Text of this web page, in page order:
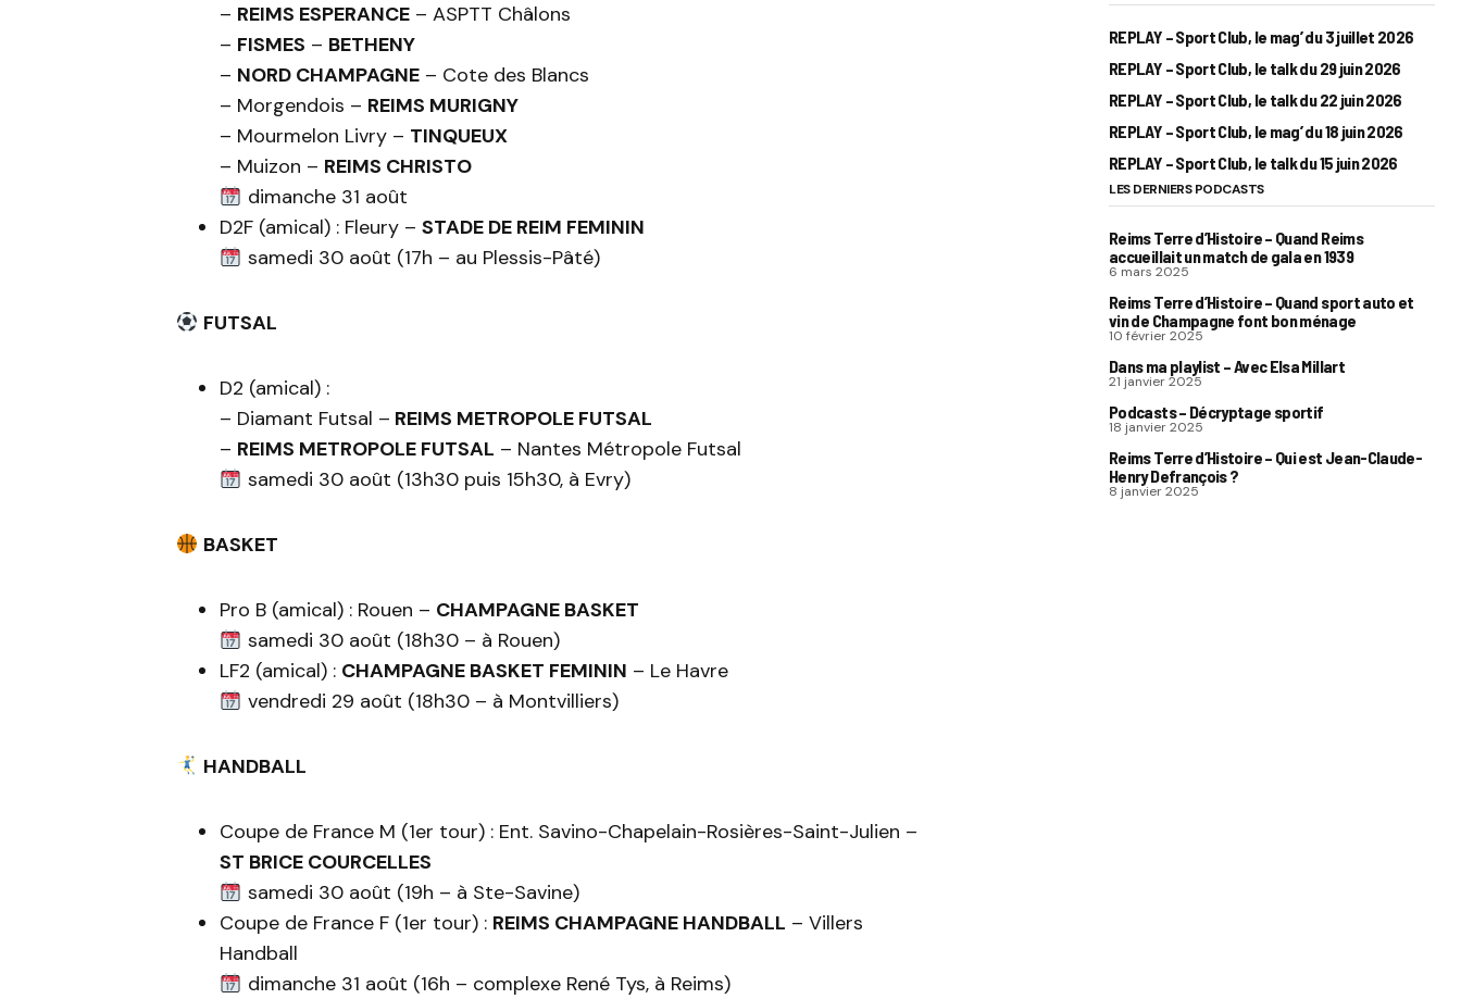
– REIMS ESPERANCE – ASPTT Châlons
– FISMES – BETHENY
– NORD CHAMPAGNE – Cote des Blancs
– Morgendois – REIMS MURIGNY
– Mourmelon Livry – TINQUEUX
– Muizon – REIMS CHRISTO
dimanche 31 août
D2F (amical) : Fleury – STADE DE REIM FEMININ
samedi 30 août (17h – au Plessis-Pâté)
FUTSAL
D2 (amical) :
– Diamant Futsal – REIMS METROPOLE FUTSAL
– REIMS METROPOLE FUTSAL – Nantes Métropole Futsal
samedi 30 août (13h30 puis 15h30, à Evry)
BASKET
Pro B (amical) : Rouen – CHAMPAGNE BASKET
samedi 30 août (18h30 – à Rouen)
LF2 (amical) : CHAMPAGNE BASKET FEMININ – Le Havre
vendredi 29 août (18h30 – à Montvilliers)
HANDBALL
Coupe de France M (1er tour) : Ent. Savino-Chapelain-Rosières-Saint-Julien –
ST BRICE COURCELLES
samedi 30 août (19h – à Ste-Savine)
Coupe de France F (1er tour) : REIMS CHAMPAGNE HANDBALL – Villers
Handball
dimanche 31 août (16h – complexe René Tys, à Reims)
REPLAY – Sport Club, le mag’ du 3 juillet 2026
REPLAY – Sport Club, le talk du 29 juin 2026
REPLAY – Sport Club, le talk du 22 juin 2026
REPLAY – Sport Club, le mag’ du 18 juin 2026
REPLAY – Sport Club, le talk du 15 juin 2026
LES DERNIERS PODCASTS
Reims Terre d’Histoire – Quand Reims
accueillait un match de gala en 1939
6 mars 2025
Reims Terre d’Histoire – Quand sport auto et
vin de Champagne font bon ménage
10 février 2025
Dans ma playlist – Avec Elsa Millart
21 janvier 2025
Podcasts – Décryptage sportif
18 janvier 2025
Reims Terre d’Histoire – Qui est Jean-Claude-
Henry Defrançois ?
8 janvier 2025